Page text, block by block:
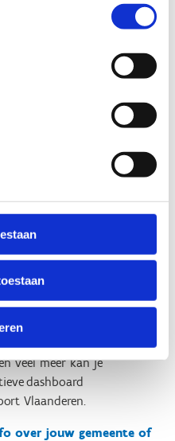
aan de kinderen
sportdienst kan de
sportaanbod
zich verhouden ten
in Vlaanderen? Welke
in jouw gemeente? Wat
veel meer kan je
dashboard
Vlaanderen.
over jouw gemeente of